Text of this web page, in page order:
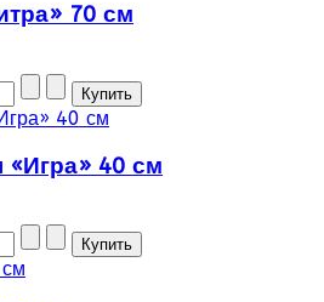
70 см
«Игра» 40 см